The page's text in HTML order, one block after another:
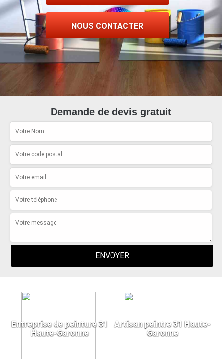
NOUS CONTACTER
Demande de devis gratuit
Entreprise de peinture 31
Haute-Garonne
Artisan peintre 31 Haute-
Garonne